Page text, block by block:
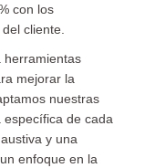
con los
cliente.
herramientas
mejorar la
nuestras
de cada
y una
enfoque en la